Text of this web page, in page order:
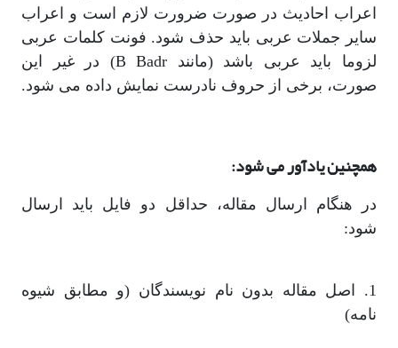
اعراب احادیث در صورت ضرورت لازم است و اعراب
سایر جملات عربی باید حذف شود. فونت کلمات عربی
لزوما باید عربی باشد (مانند B Badr) در غیر این
صورت، برخی از حروف نادرست نمایش داده می شود.
همچنین یادآور می شود:
در هنگام ارسال مقاله، حداقل دو فایل باید ارسال
شود:
1. اصل مقاله بدون نام نویسندگان (و مطابق شیوه
نامه)